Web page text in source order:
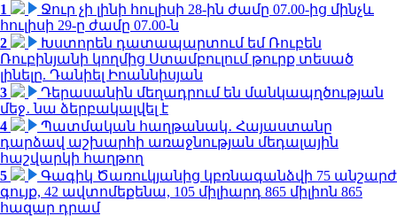
1
Ջուր չի լինի հուլիսի 28-ին ժամը 07.00-ից մինչև
հուլիսի 29-ը ժամը 07.00-ն
2
Խստորեն դատապարտում եմ Ռուբեն
Ռուբինյանի կողմից Ստամբուլում թուրք տեսած
լինելը. Դանիել Իոաննիսյան
3
Դերասանին մեղադրում են մանկապղծության
մեջ․ նա ձերբակալվել է
4
Պատմական հաղթանակ․ Հայաստանը
դարձավ աշխարհի առաջնության մեդալային
հաշվարկի հաղթող
5
Գագիկ Ծառուկյանից կբռնագանձվի 75 անշարժ
գույք, 42 ավտոմեքենա, 105 միլիարդ 865 միլիոն 865
հազար դրամ